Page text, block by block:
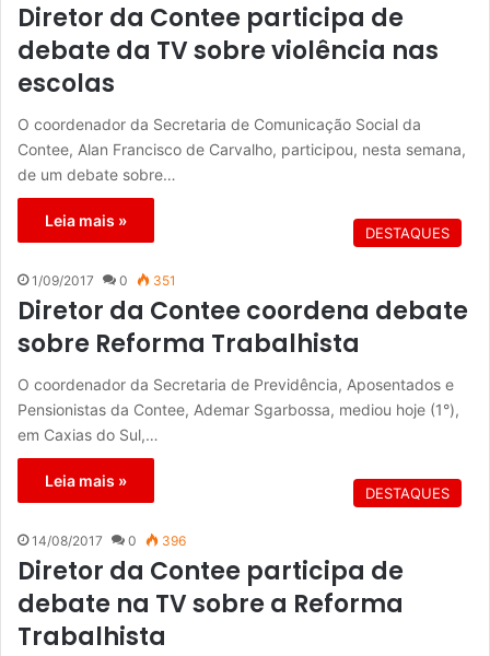
Diretor da Contee participa de
debate da TV sobre violência nas
escolas
O coordenador da Secretaria de Comunicação Social da
Contee, Alan Francisco de Carvalho, participou, nesta semana,
de um debate sobre…
Leia mais »
DESTAQUES
1/09/2017 0 351
Diretor da Contee coordena debate
sobre Reforma Trabalhista
O coordenador da Secretaria de Previdência, Aposentados e
Pensionistas da Contee, Ademar Sgarbossa, mediou hoje (1°),
em Caxias do Sul,…
Leia mais »
DESTAQUES
14/08/2017 0 396
Diretor da Contee participa de
debate na TV sobre a Reforma
Trabalhista